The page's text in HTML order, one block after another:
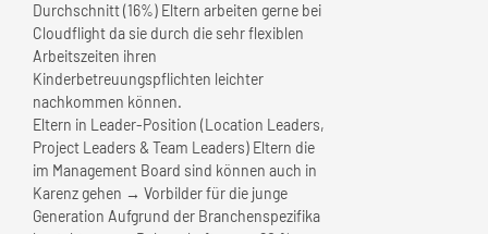
Durchschnitt (16%) Eltern arbeiten gerne bei
Cloudflight da sie durch die sehr flexiblen
Arbeitszeiten ihren
Kinderbetreuungspflichten leichter
nachkommen können.
Eltern in Leader-Position (Location Leaders,
Project Leaders & Team Leaders) Eltern die
im Management Board sind können auch in
Karenz gehen → Vorbilder für die junge
Generation Aufgrund der Branchenspezifika